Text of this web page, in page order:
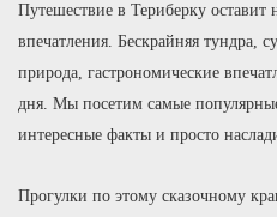
Путешествие в Териберку оставит
впечатления. Бескрайняя тундра,
природа, гастрономические
дня. Мы посетим самые
интересные факты и просто
Прогулки по этому сказочному